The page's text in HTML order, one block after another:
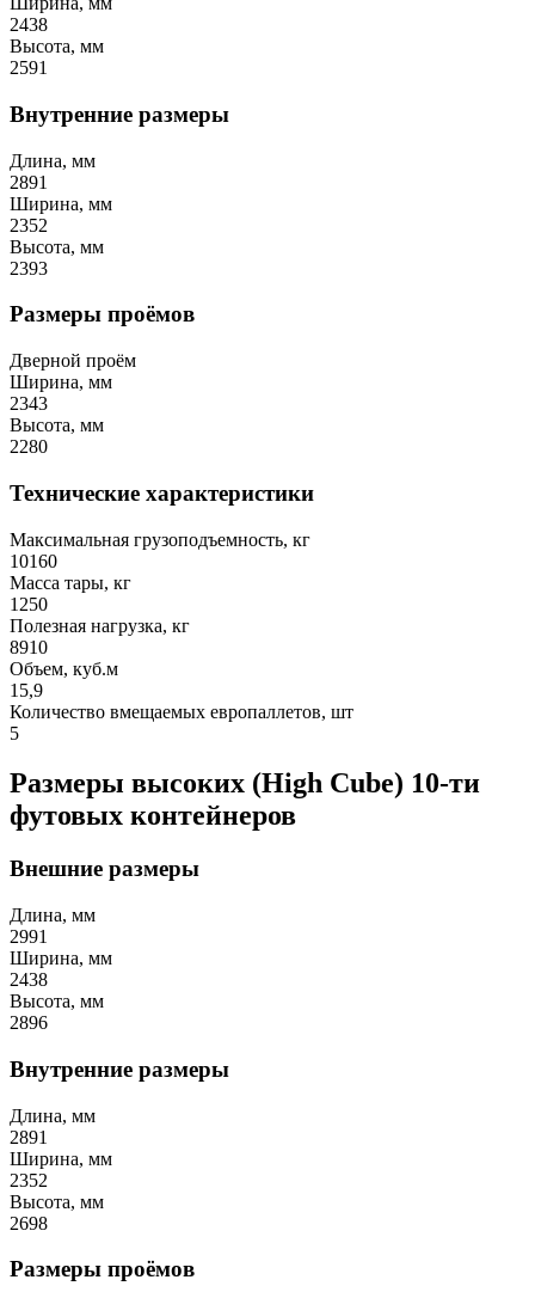
2438
Высота, мм
2591
Внутренние размеры
Длина, мм
2891
Ширина, мм
2352
Высота, мм
2393
Размеры проёмов
Дверной проём
Ширина, мм
2343
Высота, мм
2280
Технические характеристики
Максимальная грузоподъемность, кг
10160
Масса тары, кг
1250
Полезная нагрузка, кг
8910
Объем, куб.м
15,9
Количество вмещаемых европаллетов, шт
5
Размеры высоких (High Cube) 10-ти
футовых контейнеров
Внешние размеры
Длина, мм
2991
Ширина, мм
2438
Высота, мм
2896
Внутренние размеры
Длина, мм
2891
Ширина, мм
2352
Высота, мм
2698
Размеры проёмов